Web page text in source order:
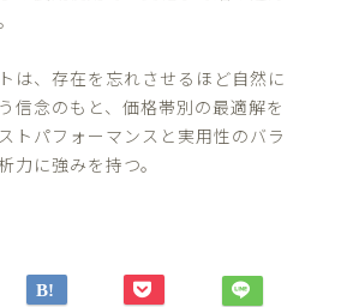
は、存在を忘れさせるほど自然に
信念のもと、価格帯別の最適解を
トパフォーマンスと実用性のバラ
力に強みを持つ。